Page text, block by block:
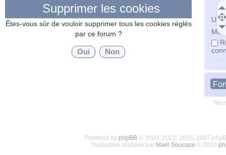
Mot
Supprimer les cookies
Êtes-vous sûr de vouloir supprimer tous les cookies réglés
par ce forum ?
Powered by phpBB© 2000, 2002, 2005, 2007
Traduction réalisée par Maël Soucaze © 2010